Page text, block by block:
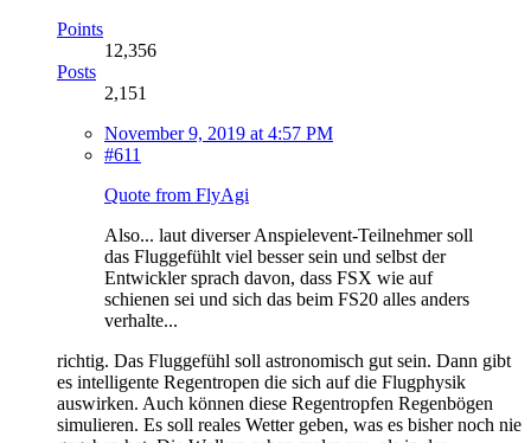
Points
12,356
Posts
2,151
November 9, 2019 at 4:57 PM
#611
Quote from FlyAgi
Also... laut diverser Anspielevent-Teilnehmer soll
das Fluggefühlt viel besser sein und selbst der
Entwickler sprach davon, dass FSX wie auf
schienen sei und sich das beim FS20 alles anders
verhalte...
richtig. Das Fluggefühl soll astronomisch gut sein. Dann gibt
es intelligente Regentropen die sich auf die Flugphysik
auswirken. Auch können diese Regentropfen Regenbögen
simulieren. Es soll reales Wetter geben, was es bisher noch nie